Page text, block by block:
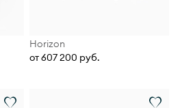
Horizon
от 607 200 руб.